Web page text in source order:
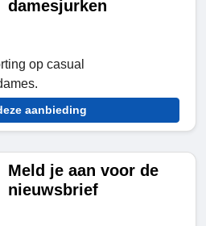
damesjurken
op casual
aanbieding
Meld je aan voor de
nieuwsbrief